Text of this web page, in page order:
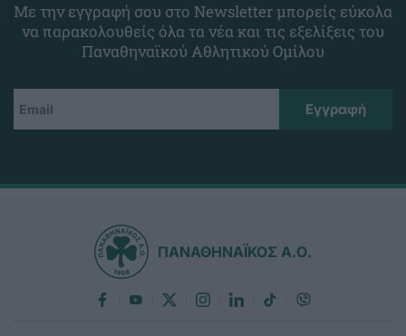
Με την εγγραφή σου στο Newsletter μπορείς εύκολα
να παρακολουθείς όλα τα νέα και τις εξελίξεις του
Παναθηναϊκού Αθλητικού Ομίλου
ΠΑΝΑΘΗΝΑΪΚΟΣ Α.Ο.